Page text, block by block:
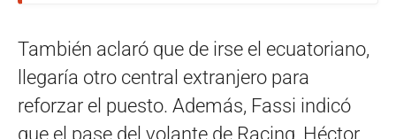
También aclaró que de irse el ecuatoriano,
llegaría otro central extranjero para
reforzar el puesto. Además, Fassi indicó
que el pase del volante de Racing, Héctor